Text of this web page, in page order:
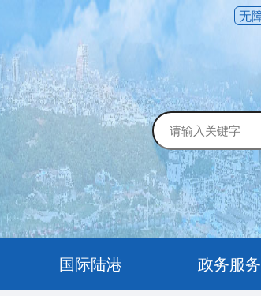
无
国际陆港 政务服务